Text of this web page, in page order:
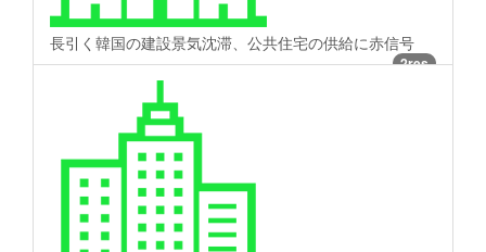
長引く韓国の建設景気沈滞、公共住宅の供給に赤信号
2res